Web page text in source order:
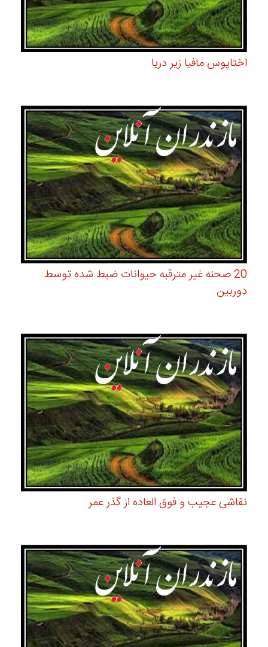
اختاپوس مافیا زیر دریا
20 صحنه غیر مترقبه حیوانات ضبط شده توسط
دوربین
نقاشی عجیب و فوق العاده از گذر عمر